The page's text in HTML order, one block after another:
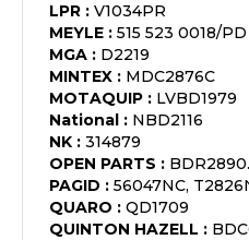
LPR : V1034PR
MEYLE : 515 523 0018/PD
MGA : D2219
MINTEX : MDC2876C
MOTAQUIP : LVBD1979
National : NBD2116
NK : 314879
OPEN PARTS :
PAGID : 56047NC,
QUARO : QD1709
QUINTON HAZELL :